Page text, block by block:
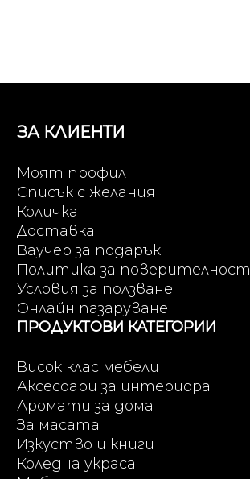
ЗА КЛИЕНТИ
Моят профил
Списък с желания
Количка
Доставка
Ваучер за подарък
Политика за поверителност
Условия за ползване
Онлайн пазаруване
ПРОДУКТОВИ КАТЕГОРИИ
Висок клас мебели
Аксесоари за интериора
Аромати за дома
За масата
Изкуство и книги
Коледна украса